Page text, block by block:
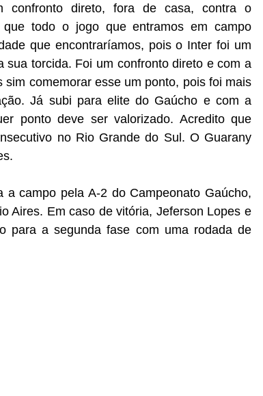
confronto direto, fora de casa, contra o
que todo o jogo que entramos em campo
que encontraríamos, pois o Inter foi um
torcida. Foi um confronto direto e com a
comemorar esse um ponto, pois foi mais
Já subi para elite do Gaúcho e com a
ponto deve ser valorizado. Acredito que
no Rio Grande do Sul. O Guarany
campo pela A-2 do Campeonato Gaúcho,
Aires. Em caso de vitória, Jeferson Lopes e
para a segunda fase com uma rodada de